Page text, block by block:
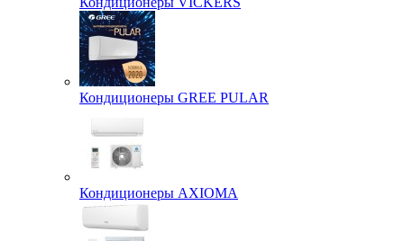
Кондиционеры GREE PULAR
Кондиционеры AXIOMA